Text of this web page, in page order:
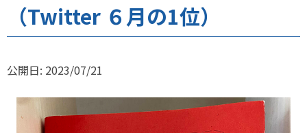
（Twitter ６月の1位）
公開日: 2023/07/21